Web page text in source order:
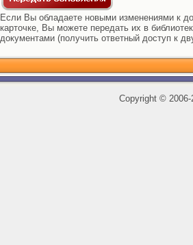
Если Вы обладаете новыми изменениями к
карточке, Вы можете передать их в
документами (получить ответный доступ к
Copyright ©